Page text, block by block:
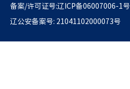
备案/许可证号:辽ICP备06007006-1号
辽公安备案号: 21041102000073号